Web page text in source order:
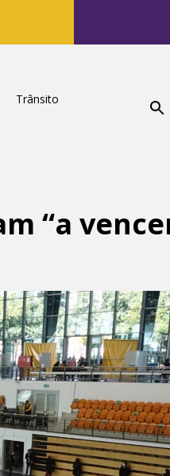
Trânsito
Enviar
“a